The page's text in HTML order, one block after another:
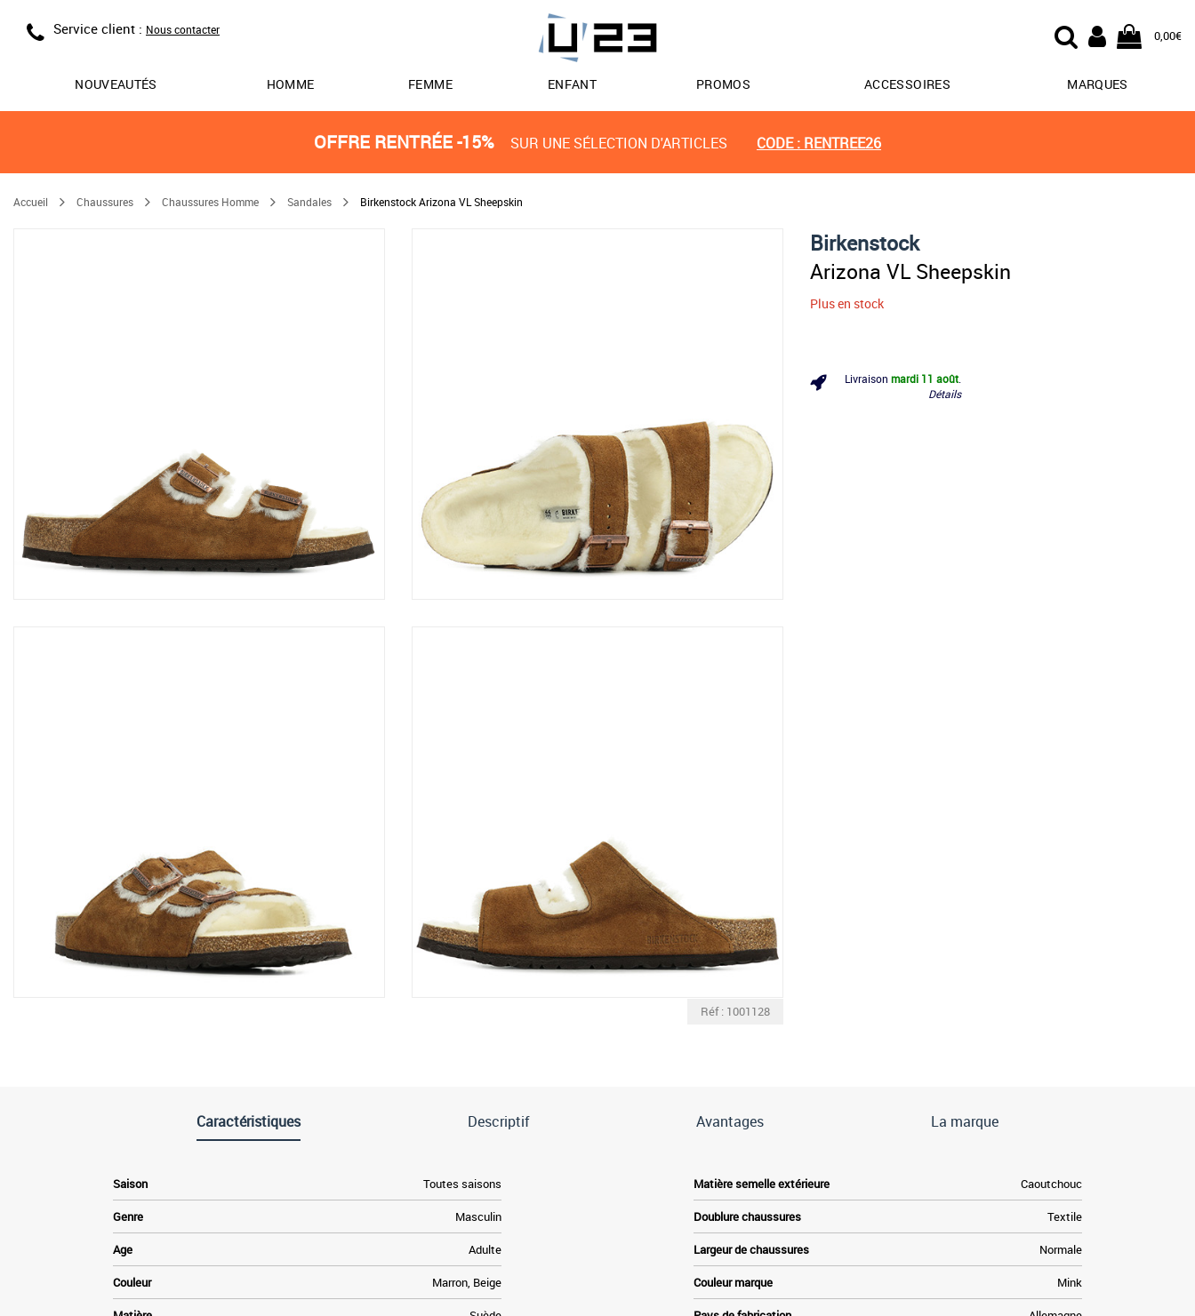
Service client : Nous contacter 0,00€
NOUVEAUTÉS HOMME FEMME ENFANT PROMOS ACCESSOIRES MARQUES
OFFRE RENTRÉE -15% SUR UNE SÉLECTION D'ARTICLES CODE : RENTREE26
Accueil Chaussures Chaussures Homme Sandales Birkenstock Arizona VL Sheepskin
Réf : 1001128
Birkenstock
Arizona VL Sheepskin
Plus en stock
Livraison mardi 11 août
Détails
Caractéristiques Descriptif Avantages La marque
Saison Toutes saisons
Genre Masculin
Age Adulte
Couleur Marron, Beige
Matière semelle extérieure Caoutchouc
Doublure chaussures Textile
Largeur de chaussures Normale
Couleur marque Mink